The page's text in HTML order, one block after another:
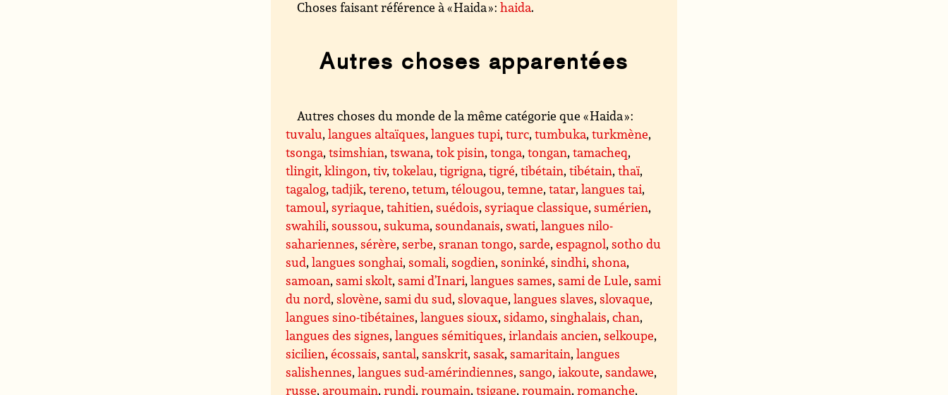
Choses faisant référence à « Haida » :haida.
Autres choses apparentées
Autres choses du monde de la même catégorie que « Haida » :
tuvalu,langues altaïques,langues tupi,turc,tumbuka,turkmène,
tsonga,tsimshian,tswana,tok pisin,tonga,tongan,tamacheq,
tlingit,klingon,tiv,tokelau,tigrigna,tigré,tibétain,tibétain,thaï,
tagalog,tadjik,tereno,tetum,télougou,temne,tatar,langues tai,
tamoul,syriaque,tahitien,suédois,syriaque classique,sumérien,
swahili,soussou,sukuma,soundanais,swati,langues nilo-
sahariennes,sérère,serbe,sranan tongo,sarde,espagnol,sotho du
sud,langues songhai,somali,sogdien,soninké,sindhi,shona,
samoan,sami skolt,sami d’Inari,langues sames,sami de Lule,sami
du nord,slovène,sami du sud,slovaque,langues slaves,slovaque,
langues sino-tibétaines,langues sioux,sidamo,singhalais,chan,
langues des signes,langues sémitiques,irlandais ancien,selkoupe,
sicilien,écossais,santal,sanskrit,sasak,samaritain,langues
salishennes,langues sud-amérindiennes,sango,iakoute,sandawe,
russe,aroumain,rundi,roumain,tsigane,roumain,romanche,